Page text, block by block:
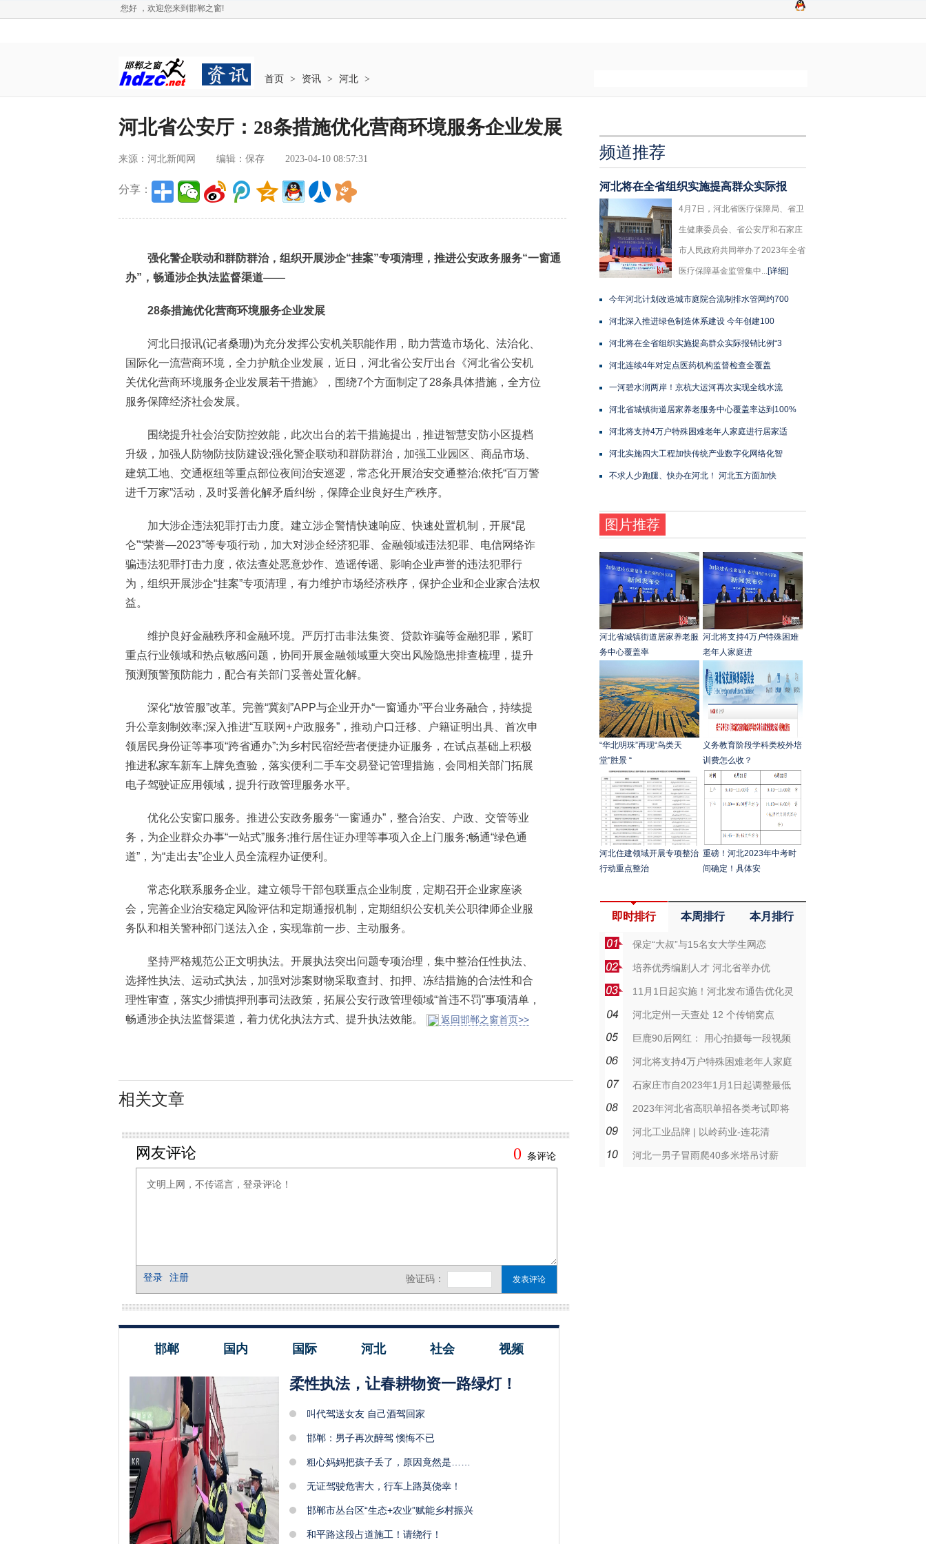
您好 ，欢迎您来到邯郸之窗!
首页 > 资讯 > 河北 >
河北省公安厅：28条措施优化营商环境服务企业发展
来源：河北新闻网 编辑：保存 2023-04-10 08:57:31
分享：
强化警企联动和群防群治，组织开展涉企“挂案”专项清理，推进公安政务服务“一窗通
办”，畅通涉企执法监督渠道——
28条措施优化营商环境服务企业发展
河北日报讯(记者桑珊)为充分发挥公安机关职能作用，助力营造市场化、法治化、
国际化一流营商环境，全力护航企业发展，近日，河北省公安厅出台《河北省公安机
关优化营商环境服务企业发展若干措施》，围绕7个方面制定了28条具体措施，全方位
服务保障经济社会发展。
围绕提升社会治安防控效能，此次出台的若干措施提出，推进智慧安防小区提档
升级，加强人防物防技防建设;强化警企联动和群防群治，加强工业园区、商品市场、
建筑工地、交通枢纽等重点部位夜间治安巡逻，常态化开展治安交通整治;依托“百万警
进千万家”活动，及时妥善化解矛盾纠纷，保障企业良好生产秩序。
加大涉企违法犯罪打击力度。建立涉企警情快速响应、快速处置机制，开展“昆
仑”“荣誉—2023”等专项行动，加大对涉企经济犯罪、金融领域违法犯罪、电信网络诈
骗违法犯罪打击力度，依法查处恶意炒作、造谣传谣、影响企业声誉的违法犯罪行
为，组织开展涉企“挂案”专项清理，有力维护市场经济秩序，保护企业和企业家合法权
益。
维护良好金融秩序和金融环境。严厉打击非法集资、贷款诈骗等金融犯罪，紧盯
重点行业领域和热点敏感问题，协同开展金融领域重大突出风险隐患排查梳理，提升
预测预警预防能力，配合有关部门妥善处置化解。
深化“放管服”改革。完善“冀刻”APP与企业开办“一窗通办”平台业务融合，持续提
升公章刻制效率;深入推进“互联网+户政服务”，推动户口迁移、户籍证明出具、首次申
领居民身份证等事项“跨省通办”;为乡村民宿经营者便捷办证服务，在试点基础上积极
推进私家车新车上牌免查验，落实便利二手车交易登记管理措施，会同相关部门拓展
电子驾驶证应用领域，提升行政管理服务水平。
优化公安窗口服务。推进公安政务服务“一窗通办”，整合治安、户政、交管等业
务，为企业群众办事“一站式”服务;推行居住证办理等事项入企上门服务;畅通“绿色通
道”，为“走出去”企业人员全流程办证便利。
常态化联系服务企业。建立领导干部包联重点企业制度，定期召开企业家座谈
会，完善企业治安稳定风险评估和定期通报机制，定期组织公安机关公职律师企业服
务队和相关警种部门送法入企，实现靠前一步、主动服务。
坚持严格规范公正文明执法。开展执法突出问题专项治理，集中整治任性执法、
选择性执法、运动式执法，加强对涉案财物采取查封、扣押、冻结措施的合法性和合
理性审查，落实少捕慎押刑事司法政策，拓展公安行政管理领域“首违不罚”事项清单，
畅通涉企执法监督渠道，着力优化执法方式、提升执法效能。
返回邯郸之窗首页>>
相关文章
邯郸 国内 国际 河北 社会 视频
柔性执法，让春耕物资一路绿灯！
叫代驾送女友 自己酒驾回家
邯郸：男子再次醉驾 懊悔不已
粗心妈妈把孩子丢了，原因竟然是……
无证驾驶危害大，行车上路莫侥幸！
邯郸市丛台区“生态+农业”赋能乡村振兴
和平路这段占道施工！请绕行！
频道推荐
河北将在全省组织实施提高群众实际报
4月7日，河北省医疗保障局、省卫
生健康委员会、省公安厅和石家庄
市人民政府共同举办了2023年全省
医疗保障基金监管集中...[详细]
今年河北计划改造城市庭院合流制排水管网约700
​河北深入推进绿色制造体系建设 今年创建100
河北将在全省组织实施提高群众实际报销比例“3
河北连续4年对定点医药机构监督检查全覆盖
一河碧水润两岸！京杭大运河再次实现全线水流
河北省城镇街道居家养老服务中心覆盖率达到100%
河北将支持4万户特殊困难老年人家庭进行居家适
河北实施四大工程加快传统产业数字化网络化智
不求人少跑腿、快办在河北！ 河北五方面加快
图片推荐
河北省城镇街道居家养老服
务中心覆盖率
河北将支持4万户特殊困难
老年人家庭进
“华北明珠”再现“鸟类天
堂”胜景 “
义务教育阶段学科类校外培
训费怎么收？
河北住建领域开展专项整治
行动重点整治
重磅！河北2023年中考时
间确定！具体安
即时排行 本周排行 本月排行
保定“大叔”与15名女大学生网恋
​培养优秀编剧人才 河北省举办优
11月1日起实施！河北发布通告优化灵
河北定州一天查处 12 个传销窝点
巨鹿90后网红： 用心拍摄每一段视频
河北将支持4万户特殊困难老年人家庭
石家庄市自2023年1月1日起调整最低
2023年河北省高职单招各类考试即将
河北工业品牌 | 以岭药业-连花清
河北一男子冒雨爬40多米塔吊讨薪